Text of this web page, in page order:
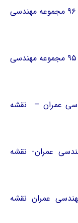
دانلود سوالات آزمون کارشناسی ارشد ۹۷ – ۹۶ مجموعه مهندسی
دانلود سوالات آزمون کارشناسی ارشد ۹۶ – ۹۵ مجموعه مهندسی
عمران – نقشه
عمران- نقشه
عمران نقشه